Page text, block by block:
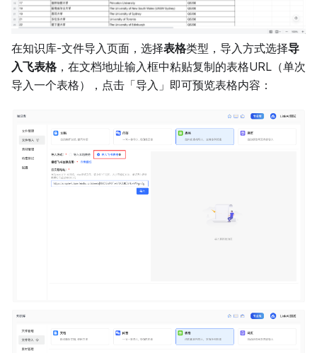
在知识库-文件导入页面，选择表格类型，导入方式选择导
入飞表格，在文档地址输入框中粘贴复制的表格URL（单次
导入一个表格），点击「导入」即可预览表格内容：